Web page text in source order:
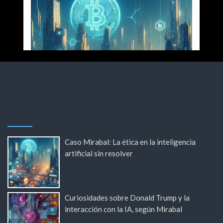
Caso Mirabal: La ética en la inteligencia
artificial sin resolver
Curiosidades sobre Donald Trump y la
interacción con la IA, según Mirabal